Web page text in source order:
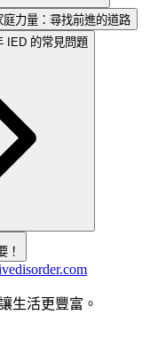
力量：尋找前進的道路
IED 的常見問題
！
生活更豐富。